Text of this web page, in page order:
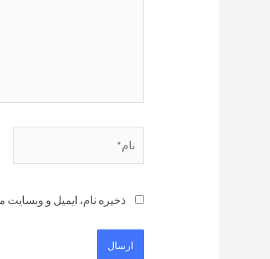
ذخیره نام، ایمیل و